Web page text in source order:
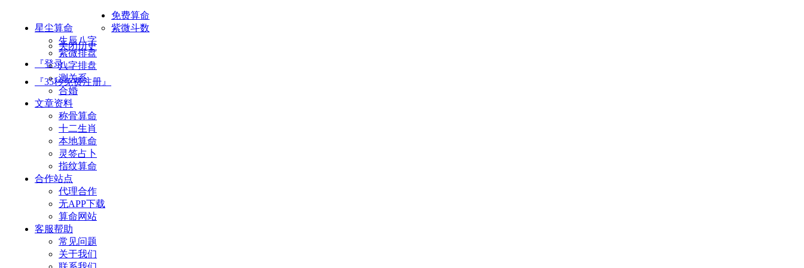
星尘算命
关闭历史
『登录』
『35秒免费注册』
免费算命
紫微斗数
生辰八字
紫微排盘
八字排盘
测关系
合婚
文章资料
称骨算命
十二生肖
本地算命
灵签占卜
指纹算命
合作站点
代理合作
无APP下载
算命网站
客服帮助
常见问题
关于我们